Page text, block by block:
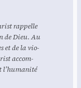
rap­pelle
de Dieu. Au
et de la vio­
accom­
l’humanité